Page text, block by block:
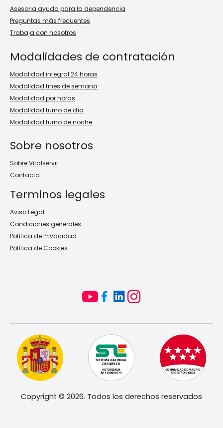
Asesoria ayuda para la dependencia
Preguntas más frecuentes
Trabaja con nosotros
Modalidades de contratación
Modalidad integral 24 horas
Modalidad fines de semana
Modalidad por horas
Modalidad turno de día
Modalidad turno de noche
Sobre nosotros
Sobre Vitalservit
Contacto
Terminos legales
Aviso Legal
Condiciones generales
Política de Privacidad
Política de Cookies
Copyright © 2026. Todos los derechos reservados